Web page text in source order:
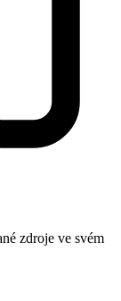
zdroje ve svém